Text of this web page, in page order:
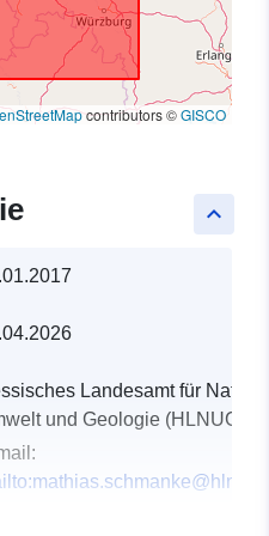
contributors ©GISCO
keyboard_arrow_up
Landesamt für
und Geologie (HLNUG)